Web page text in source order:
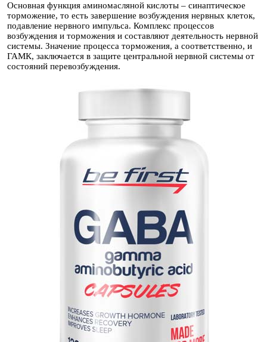
Основная функция аминомасляной кислоты – синаптическое
торможение, то есть завершение возбуждения нервных клеток,
подавление нервного импульса. Комплекс процессов
возбуждения и торможения и составляют деятельность нервной
системы. Значение процесса торможения, а соответственно, и
ГАМК, заключается в защите центральной нервной системы от
состояний перевозбуждения.